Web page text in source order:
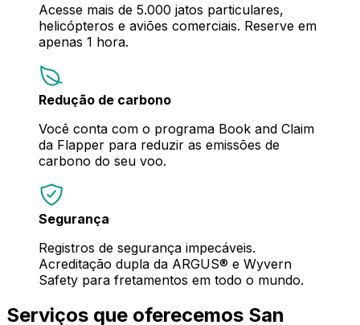
Acesse mais de 5.000 jatos particulares,
helicópteros e aviões comerciais. Reserve em
apenas 1 hora.
Redução de carbono
Você conta com o programa Book and Claim
da Flapper para reduzir as emissões de
carbono do seu voo.
Segurança
Registros de segurança impecáveis.
Acreditação dupla da ARGUS® e Wyvern
Safety para fretamentos em todo o mundo.
Serviços que oferecemos San